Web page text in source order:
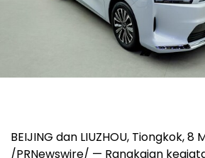
BEIJING dan LIUZHOU, Tiongkok,8
/PRNewswire/ — Rangkaian